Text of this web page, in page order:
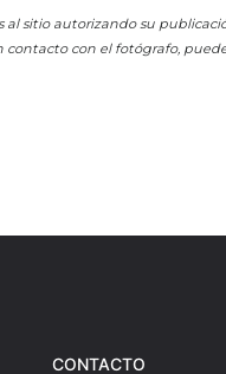
sitio autorizando su
con el fotógrafo,
CONTACTO